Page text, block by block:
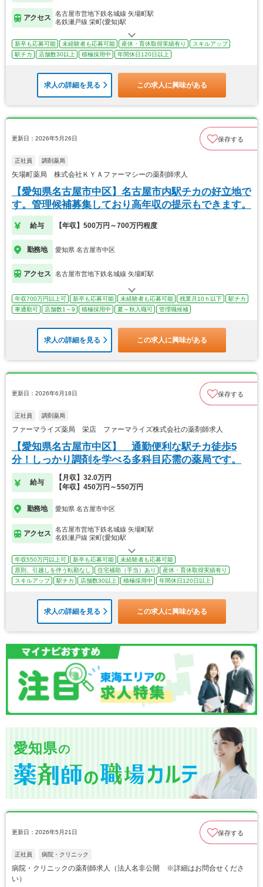
アクセス
名古屋市営地下鉄名城線 矢場町駅
名鉄瀬戸線 栄町(愛知)駅
新卒も応募可能 未経験者も応募可能 産休・育休取得実績有り
スキルアップ
駅チカ
店舗数30以上 積極採用中 年間休日120日以上
求人の詳細を見る この求人に興味がある
更新日：2026年5月26日 保存する
正社員 調剤薬局
矢場町薬局 株式会社ＫＹＡファーマシーの薬剤師求人
【愛知県名古屋市中区】名古屋市内駅チカの好立地で
す。管理候補募集しており高年収の提示もできます。
給与 【年収】500万円～700万円程度
勤務地 愛知県 名古屋市中区
アクセス 名古屋市営地下鉄名城線 矢場町駅
年収700万円以上可 新卒も応募可能 未経験者も応募可能 残業月10ｈ以下
駅チカ
車通勤可
店舗数1～9 積極採用中 夏～秋入職可 管理職候補
求人の詳細を見る この求人に興味がある
更新日：2026年6月18日 保存する
正社員 調剤薬局
ファーマライズ薬局 栄店 ファーマライズ株式会社の薬剤師求人
【愛知県名古屋市中区】 通勤便利な駅チカ徒歩5
分！しっかり調剤を学べる多科目応需の薬局です。
給与
【月収】32.0万円
【年収】450万円～550万円
勤務地 愛知県 名古屋市中区
アクセス
名古屋市営地下鉄名城線 矢場町駅
名鉄瀬戸線 栄町(愛知)駅
年収550万円以上可 新卒も応募可能
未経験者も応募可能
原則、引越しを伴う転勤なし
住宅補助（手当）あり
産休・育休取得実績有り
スキルアップ
駅チカ 店舗数30以上 積極採用中 年間休日120日以上
求人の詳細を見る この求人に興味がある
愛知県の
更新日：2026年5月21日 保存する
正社員 病院・クリニック
病院・クリニックの薬剤師求人（法人名非公開 ※詳細はお問合せくださ
い）